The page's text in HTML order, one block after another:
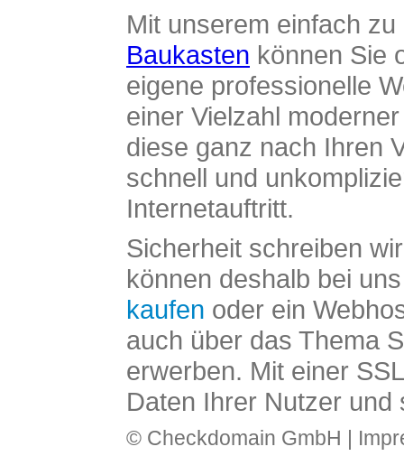
Mit unserem einfach
Baukasten können Sie
eigene professionelle
einer Vielzahl
diese ganz nach Ihren
schnell und
Internetauftritt.
Sicherheit schreiben
können deshalb bei
kaufen oder ein
auch über das Thema
erwerben. Mit einer
Daten Ihrer Nutzer und
© Checkdomain GmbH |